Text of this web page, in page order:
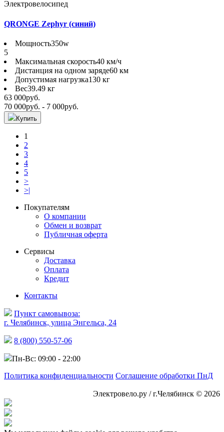
Электровелосипед
QRONGE Zephyr (синий)
Мощность350w
5
Максимальная скорость40 км/ч
Дистанция на одном заряде60 км
Допустимая нагрузка130 кг
Вес39.49 кг
63 000руб.
70 000руб. - 7 000руб.
Купить
1
2
3
4
5
>
>|
Покупателям
О компании
Обмен и возврат
Публичная оферта
Сервисы
Доставка
Оплата
Кредит
Контакты
Пункт самовывоза:
г. Челябинск, улица Энгельса, 24
8 (800) 550-57-06
Пн-Вс: 09:00 - 22:00
Политика конфиденциальности Соглашение обработки ПнД
Электровело.ру / г.Челябинск © 2026